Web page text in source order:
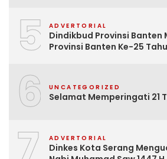
5 ADVERTORIAL
Dindikbud Provinsi Banten
Provinsi Banten Ke-25
6 UNCATEGORIZED
Selamat Memperingati 21
ADVERTORIAL
Dinkes Kota Serang